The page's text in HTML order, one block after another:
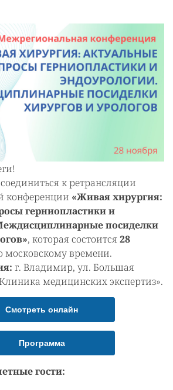
к ретрансляции
конференции «Живая хирургия:
герниопластики и
посиделки
, которая состоится28
московскому времени.
г. Владимир, ул. Большая
медицинских экспертиз».
Смотреть онлайн
Программа
гости: